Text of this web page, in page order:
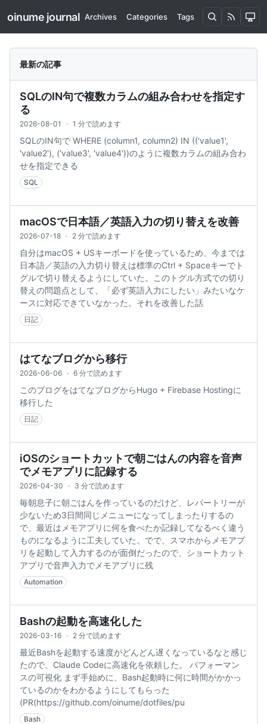
oinume journal Archives Categories Tags
最新の記事
SQLのIN句で複数カラムの組み合わせを指定す
る
2026-08-01 · 1 分で読めます
SQLのIN句で WHERE (column1, column2) IN (('value1',
'value2'), ('value3', 'value4'))のように複数カラムの組み合わ
せを指定できる
SQL
macOSで日本語／英語入力の切り替えを改善
2026-07-18 · 2 分で読めます
自分はmacOS + USキーボードを使っているため、今までは
日本語／英語の入力切り替えは標準のCtrl + Spaceキーでト
グルで切り替えるようにしていた。このトグル方式での切り
替えの問題点として、「必ず英語入力にしたい」みたいなケ
ースに対応できていなかった。それを改善した話
日記
はてなブログから移行
2026-06-06 · 6 分で読めます
このブログをはてなブログからHugo + Firebase Hostingに
移行した
日記
iOSのショートカットで朝ごはんの内容を音声
でメモアプリに記録する
2026-04-30 · 3 分で読めます
毎朝息子に朝ごはんを作っているのだけど、レパートリーが
少ないため3日間同じメニューになってしまったりするの
で、最近はメモアプリに何を食べたか記録してなるべく違う
ものになるように工夫していた。でで、スマホからメモアプ
リを起動して入力するのが面倒だったので、ショートカット
アプリで音声入力でメモアプリに残
Automation
Bashの起動を高速化した
2026-03-16 · 2 分で読めます
最近Bashを起動する速度がどんどん遅くなっているなと感じ
たので、Claude Codeに高速化を依頼した。 パフォーマン
スの可視化 まず手始めに、Bash起動時に何に時間がかかっ
ているのかをわかるようにしてもらった
(PR(https://github.com/oinume/dotfiles/pu
Bash